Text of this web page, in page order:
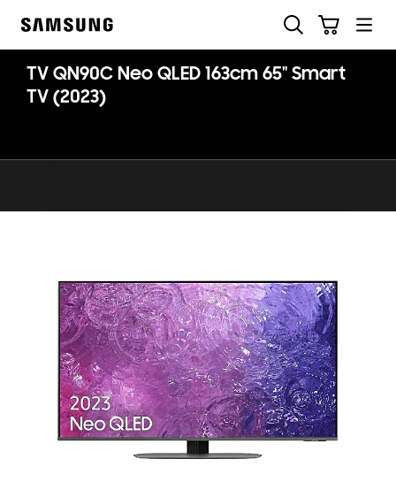
TV QN90C Neo QLED 163cm 65" Smart
TV (2023)